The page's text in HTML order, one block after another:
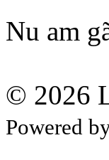
Nu am
© 2026
Powered